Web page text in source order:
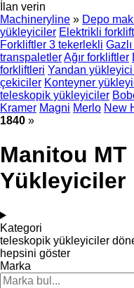
İlan verin
Machineryline » Depo
yükleyiciler Elektrikli
Forkliftler 3 tekerlekli
transpaletlerAğır forkliftler
forkliftleri Yandan
çekiciler Konteyner
teleskopik yükleyiciler
Kramer Magni Merlo New
1840 »
Manitou
Yükleyiciler
Kategori
teleskopik yükleyiciler
hepsini göster
Marka